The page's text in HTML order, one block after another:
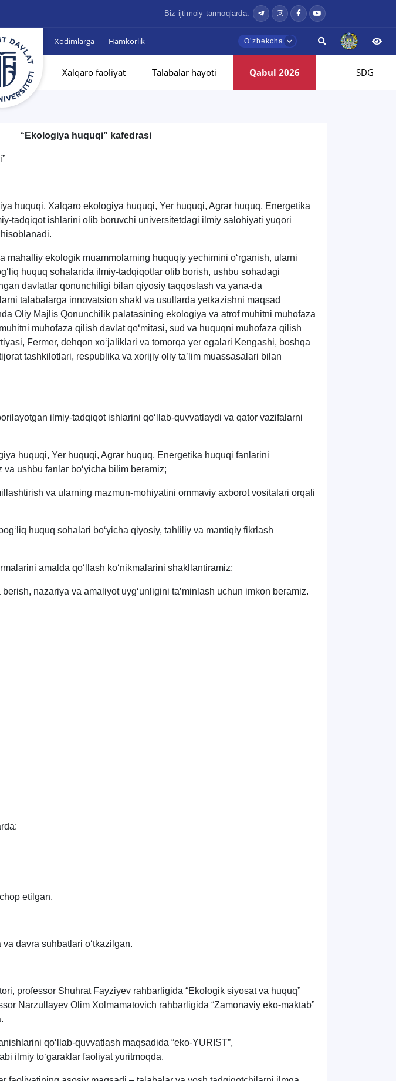
Biz ijtimoiy tarmoqlarda:
Xodimlarga Hamkorlik Oʼzbekcha
Xalqaro faoliyat Talabalar hayoti Qabul 2026 SDG
“ Ekologiya huquqi” kafedrasi
huquqi, Xalqaro ekologiya huquqi, Yer huquqi, Agrar huquq, Energetika
tadqiqot ishlarini olib boruvchi universitetdagi ilmiy salohiyati yuqori
mahalliy ekologik muammolarning huquqiy yechimini o‘rganish, ularni
huquq sohalarida ilmiy-tadqiqotlar olib borish, ushbu sohadagi
davlatlar qonunchiligi bilan qiyosiy taqqoslash va yana-da
talabalarga innovatsion shakl va usullarda yetkazishni maqsad
Oliy Majlis Qonunchilik palatasining ekologiya va atrof muhitni muhofaza
muhofaza qilish davlat qo‘mitasi, sud va huquqni muhofaza qilish
Fermer, dehqon xo‘jaliklari va tomorqa yer egalari Kengashi, boshqa
tashkilotlari, respublika va xorijiy oliy taʼlim muassasalari bilan
ilmiy-tadqiqot ishlarini qo‘llab-quvvatlaydi va qator vazifalarni
huquqi, Yer huquqi, Agrar huquq, Energetika huquqi fanlarini
ushbu fanlar bo‘yicha bilim beramiz;
va ularning mazmun-mohiyatini ommaviy axborot vositalari orqali
huquq sohalari bo‘yicha qiyosiy, tahliliy va mantiqiy fikrlash
amalda qo‘llash ko‘nikmalarini shakllantiramiz;
nazariya va amaliyot uyg‘unligini taʼminlash uchun imkon beramiz.
etilgan.
davra suhbatlari o‘tkazilgan.
professor Shuhrat Fayziyev rahbarligida “Ekologik siyosat va huquq”
Narzullayev Olim Xolmamatovich rahbarligida “Zamonaviy eko-maktab”
qo‘llab-quvvatlash maqsadida “eko-YURIST”,
ilmiy to‘garaklar faoliyat yuritmoqda.